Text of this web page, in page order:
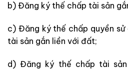
b) Đăng ký thế chấp tài sản
c) Đăng ký thế chấp quyền
tài sản gắn liền với đất;
d) Đăng ký thế chấp tài